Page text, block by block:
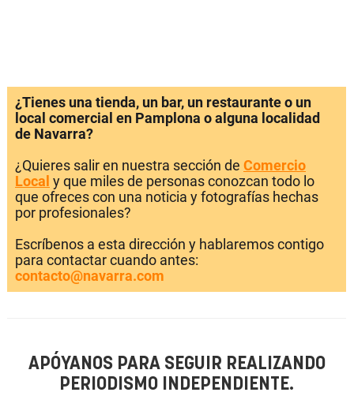
¿Tienes una tienda, un bar, un restaurante o un
local comercial en Pamplona o alguna localidad
de Navarra?
¿Quieres salir en nuestra sección de Comercio
Local y que miles de personas conozcan todo lo
que ofreces con una noticia y fotografías hechas
por profesionales?
Escríbenos a esta dirección y hablaremos contigo
para contactar cuando antes:
contacto@navarra.com
APÓYANOS PARA SEGUIR REALIZANDO
PERIODISMO INDEPENDIENTE.